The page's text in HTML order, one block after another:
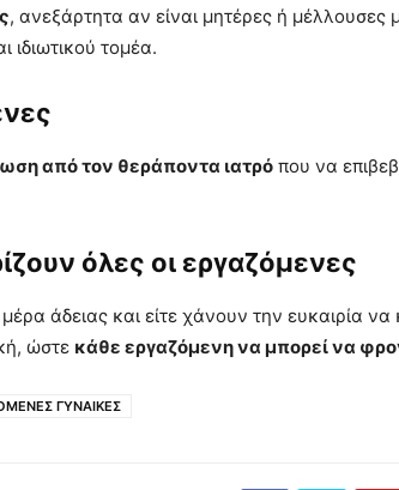
, ανεξάρτητα αν είναι μητέρες ή μέλλουσες
ιδιωτικού τομέα.
από τον θεράποντα ιατρό που να
όλες οι εργαζόμενες
άδειας και είτε χάνουν την ευκαιρία
ώστε κάθε εργαζόμενη να μπορεί να
ΓΥΝΑΙΚΕΣ